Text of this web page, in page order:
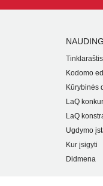
Tinklaraštis
Kodomo
Kūrybinės
LaQ
LaQ
Ugdymo
Kur įsigyti
Didmena